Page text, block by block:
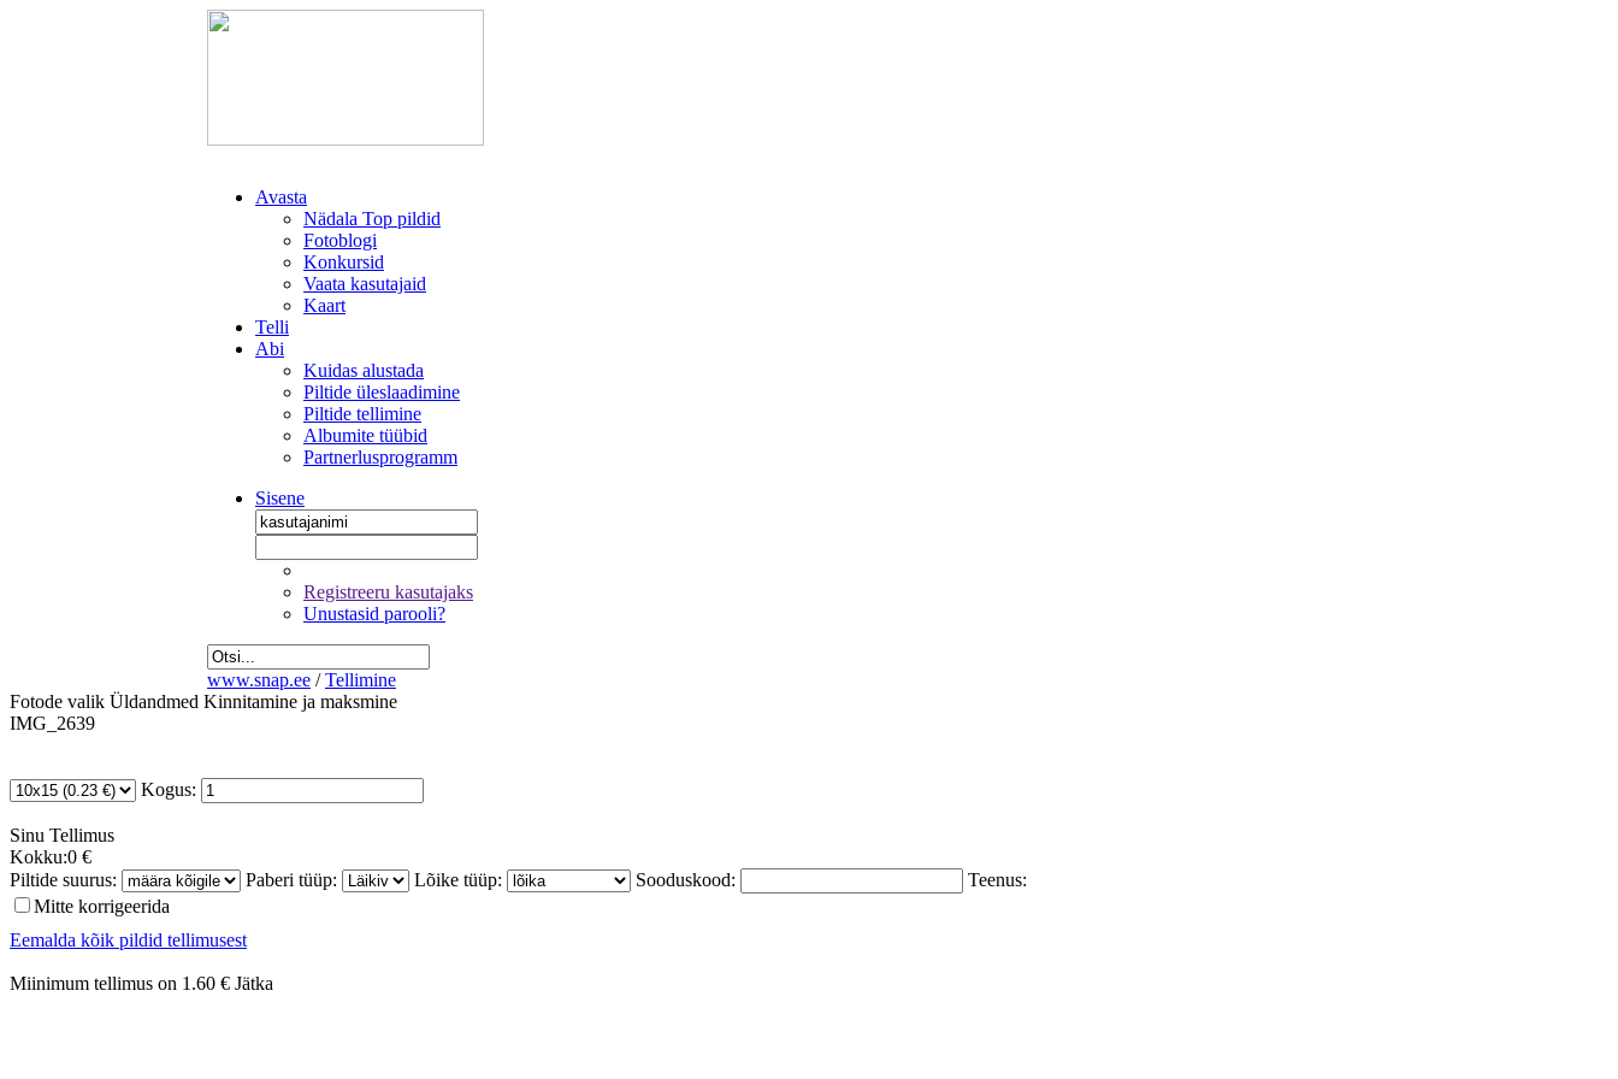
Avasta
Nädala Top pildid
Fotoblogi
Konkursid
Vaata kasutajaid
Kaart
Telli
Abi
Kuidas alustada
Piltide üleslaadimine
Piltide tellimine
Albumite tüübid
Partnerlusprogramm
Sisene
Registreeru kasutajaks
Unustasid parooli?
www.snap.ee / Tellimine
Fotode valik Üldandmed Kinnitamine ja maksmine
IMG_2639
Kogus:
Sinu Tellimus
Kokku:0 €
Piltide suurus:
Paberi tüüp: Lõike tüüp: Sooduskood:
Teenus:
Mitte korrigeerida
Eemalda kõik pildid tellimusest
Miinimum tellimus on 1.60 € Jätka